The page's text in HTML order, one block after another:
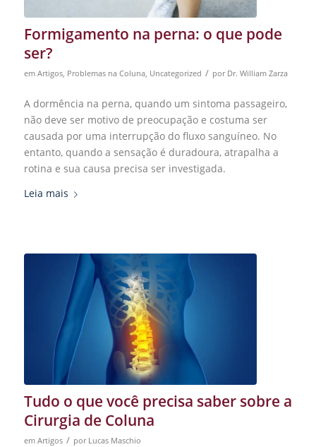
Formigamento na perna: o que pode
ser?
em Artigos, Problemas na Coluna, Uncategorized / por Dr. William Zarza
A dormência na perna, quando um sintoma passageiro,
não deve ser motivo de preocupação e costuma ser
causada por uma interrupção do fluxo sanguíneo. No
entanto, quando a sensação é duradoura, atrapalha a
rotina e sua causa precisa ser investigada.
Leia mais
Tudo o que você precisa saber sobre a
Cirurgia de Coluna
em Artigos / por Lucas Maschio